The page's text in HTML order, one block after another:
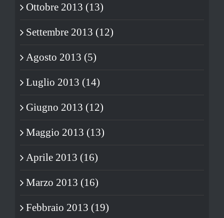
Ottobre 2013 (13)
Settembre 2013 (12)
Agosto 2013 (5)
Luglio 2013 (14)
Giugno 2013 (12)
Maggio 2013 (13)
Aprile 2013 (16)
Marzo 2013 (16)
Febbraio 2013 (19)